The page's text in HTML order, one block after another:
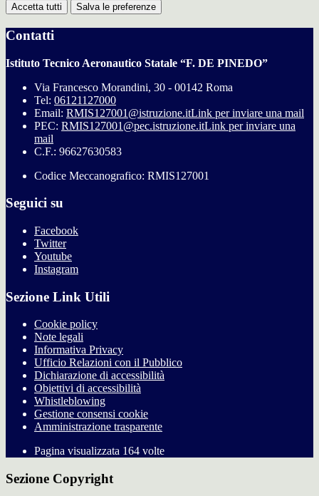
Accetta tutti Salva le preferenze
Contatti
Istituto Tecnico Aeronautico Statale “F. DE PINEDO”
Via Francesco Morandini, 30 - 00142 Roma
Tel: 06121127000
Email: RMIS127001@istruzione.itLink per inviare una mail
PEC: RMIS127001@pec.istruzione.itLink per inviare una
mail
C.F.: 96627630583
Codice Meccanografico: RMIS127001
Seguici su
Facebook
Twitter
Youtube
Instagram
Sezione Link Utili
Cookie policy
Note legali
Informativa Privacy
Ufficio Relazioni con il Pubblico
Dichiarazione di accessibilità
Obiettivi di accessibilità
Whistleblowing
Gestione consensi cookie
Amministrazione trasparente
Pagina visualizzata 164 volte
Sezione Copyright